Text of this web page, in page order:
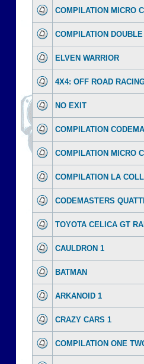
COMPILATION MICRO
COMPILATION DOUBLE
ELVEN WARRIOR
4X4: OFF ROAD
NO EXIT
COMPILATION
COMPILATION MICRO
COMPILATION LA
CODEMASTERS
TOYOTA CELICA GT
CAULDRON 1
BATMAN
ARKANOID 1
CRAZY CARS 1
COMPILATION ONE